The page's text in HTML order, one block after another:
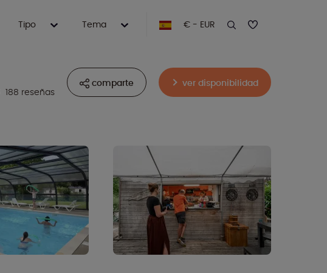
Tipo Tema € - EUR
188 reseñas
comparte ver disponibilidad